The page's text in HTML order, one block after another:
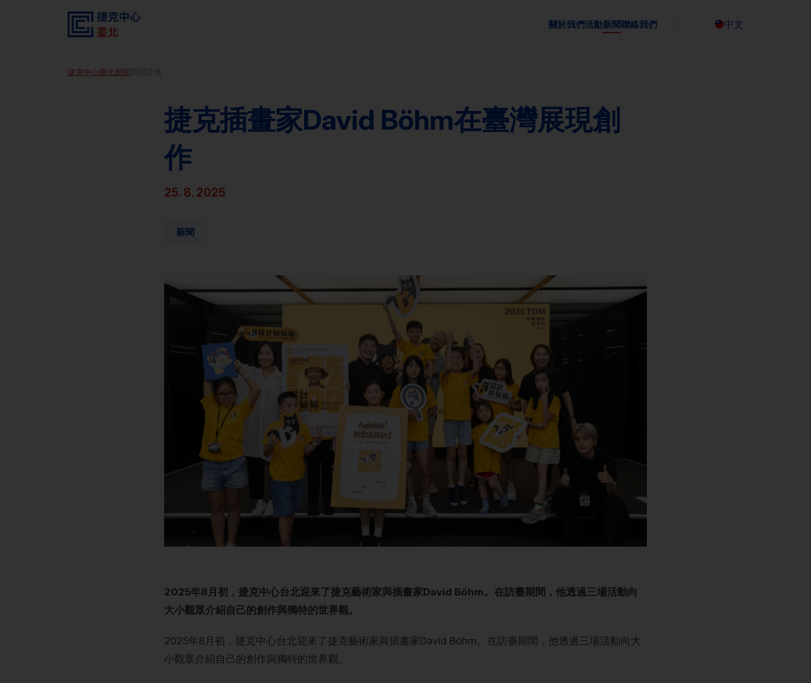
關於我們活動新聞聯絡我們 中文
捷克中心臺北新聞
捷克插畫家David Böhm在臺灣展現創
作
25. 8. 2025
新聞
2025年8月初，捷克中心台北迎來了捷克藝術家與插畫家David Böhm。在訪臺期間，他透過三場活動向
大小觀眾介紹自己的創作與獨特的世界觀。
2025年8月初，捷克中心台北迎來了捷克藝術家與插畫家David Böhm。在訪臺期間，他透過三場活動向大
小觀眾介紹自己的創作與獨特的世界觀。